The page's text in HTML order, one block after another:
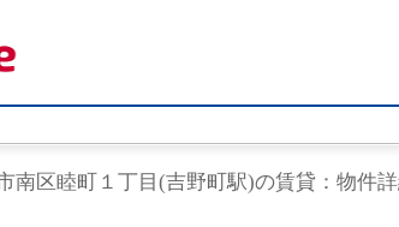
南区睦町１丁目(吉野町駅)の賃貸：物件